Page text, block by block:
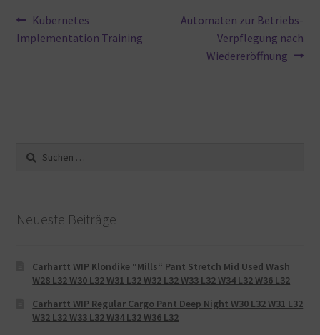
Beitragsnavigation
Vorheriger
Beitrag:
Kubernetes
Implementation Training
Nächster
Beitrag:
Automaten zur Betriebs-
Verpflegung nach
Wiedereröffnung
Suche
nach:
Neueste Beiträge
Carhartt WIP Klondike “Mills“ Pant Stretch Mid Used Wash
W28 L32 W30 L32 W31 L32 W32 L32 W33 L32 W34 L32 W36 L32
Carhartt WIP Regular Cargo Pant Deep Night W30 L32 W31 L32
W32 L32 W33 L32 W34 L32 W36 L32